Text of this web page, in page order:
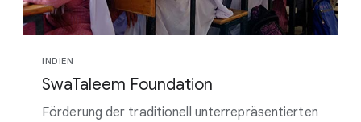
INDIEN
SwaTaleem Foundation
Förderung der traditionell unterrepräsentierten